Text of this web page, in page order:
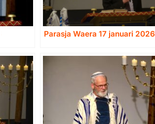
Parasja Waera 17 januari 2026